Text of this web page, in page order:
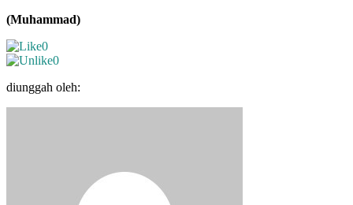
(Muhammad)
0
0
diunggah oleh: